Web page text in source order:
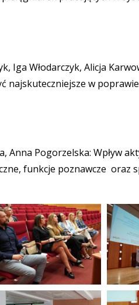
Iga Włodarczyk, Alicja
najskuteczniejsze w
Anna Pogorzelska: Wpływ
funkcje poznawcze oraz